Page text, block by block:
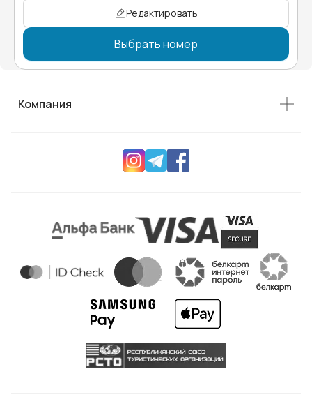
Редактировать
Выбрать номер
Компания